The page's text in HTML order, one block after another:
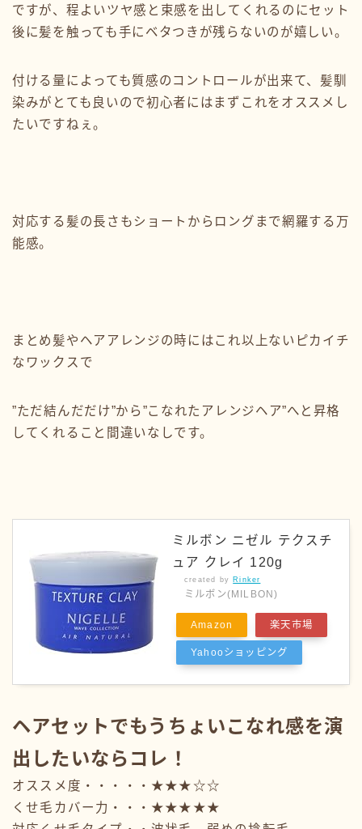
ですが、程よいツヤ感と束感を出してくれるのにセット
後に髪を触っても手にベタつきが残らないのが嬉しい。
付ける量によっても質感のコントロールが出来て、髪馴
染みがとても良いので初心者にはまずこれをオススメし
たいですねぇ。
対応する髪の長さもショートからロングまで網羅する万
能感。
まとめ髪やヘアアレンジの時にはこれ以上ないピカイチ
なワックスで
”ただ結んだだけ”から”こなれたアレンジヘア”へと昇格
してくれること間違いなしです。
ミルボン ニゼル テクスチ
ュア クレイ 120g
created by Rinker
ミルボン(MILBON)
Amazon 楽天市場
Yahooショッピング
ヘアセットでもうちょいこなれ感を演
出したいならコレ！
オススメ度・・・・・★★★☆☆
くせ毛カバー力・・・★★★★★